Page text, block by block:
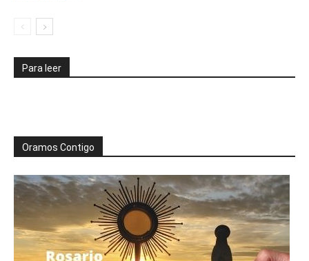
Para leer
Oramos Contigo